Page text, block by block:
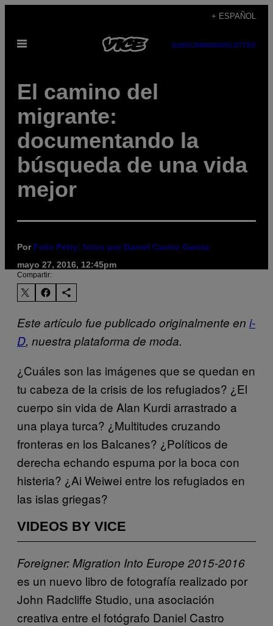
contenido
+ ESPAÑOL
Abrir
SUBSCRIBENEWSLETTER
El camino del
migrante:
documentando la
búsqueda de una vida
mejor
Por Felix Petty; fotos por Daniel Castro Garcia
mayo 27, 2016, 12:45pm
Compartir:
Este artículo fue publicado originalmente en i-
D, nuestra plataforma de moda.
¿Cuáles son las imágenes que se quedan en
tu cabeza de la crisis de los refugiados? ¿El
cuerpo sin vida de Alan Kurdi arrastrado a
una playa turca? ¿Multitudes cruzando
fronteras en los Balcanes? ¿Políticos de
derecha echando espuma por la boca con
histeria? ¿Ai Weiwei entre los refugiados en
las islas griegas?
VIDEOS BY VICE
Foreigner: Migration Into Europe 2015-2016
es un nuevo libro de fotografía realizado por
John Radcliffe Studio, una asociación
creativa entre el fotógrafo Daniel Castro